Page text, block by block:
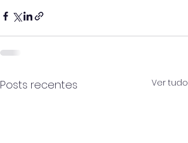
Posts recentes Ver tudo